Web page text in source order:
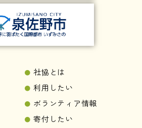
社協とは
利用したい
ボランティア情報
寄付したい